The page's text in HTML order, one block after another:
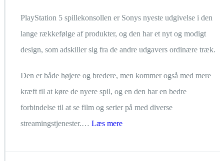
PlayStation 5 spillekonsollen er Sonys nyeste udgivelse i den
lange rækkefølge af produkter, og den har et nyt og modigt
design, som adskiller sig fra de andre udgavers ordinære træk.
Den er både højere og bredere, men kommer også med mere
kræft til at køre de nyere spil, og en den har en bedre
forbindelse til at se film og serier på med diverse
streamingstjenester.… Læs mere